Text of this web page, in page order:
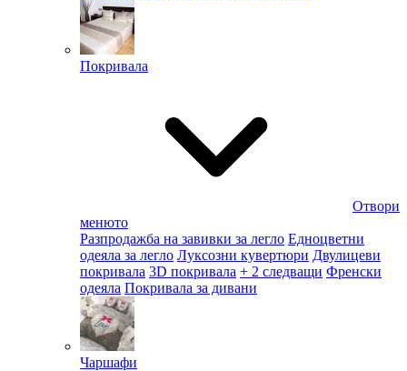
Покривала
Отвори
менюто
Разпродажба на завивки за легло Едноцветни
одеяла за легло Луксозни кувертюри Двулицеви
покривала 3D покривала + 2 следващи Френски
одеяла Покривала за дивани
Чаршафи